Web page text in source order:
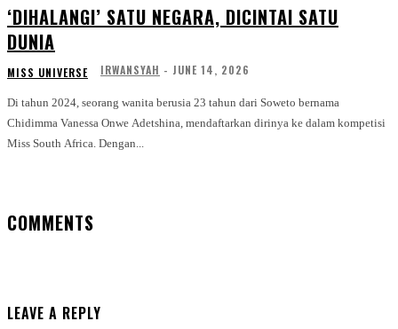
‘DIHALANGI’ SATU NEGARA, DICINTAI SATU
DUNIA
MISS UNIVERSE IRWANSYAH - JUNE 14, 2026
Di tahun 2024, seorang wanita berusia 23 tahun dari Soweto bernama
Chidimma Vanessa Onwe Adetshina, mendaftarkan dirinya ke dalam kompetisi
Miss South Africa. Dengan...
COMMENTS
LEAVE A REPLY